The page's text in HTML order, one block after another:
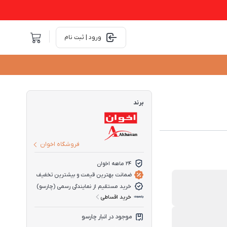
ورود | ثبت نام
برند
فروشگاه اخوان
۲۴ ماهه اخوان
ضمانت بهترین قیمت و بیشترین تخفیف
خرید مستقیم از نمایندگی رسمی (چارسو)
خرید اقساطی
موجود در انبار چارسو